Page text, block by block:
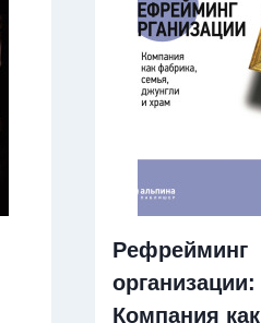
Рефрейминг
организации:
Компания как